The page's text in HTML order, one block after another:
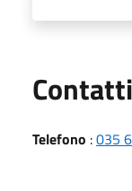
Contatti
Telefono :035